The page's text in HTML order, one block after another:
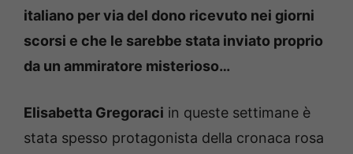
italiano per via del dono ricevuto nei giorni
scorsi e che le sarebbe stata inviato proprio
da un ammiratore misterioso…
Elisabetta Gregoraci in queste settimane è
stata spesso protagonista della cronaca rosa